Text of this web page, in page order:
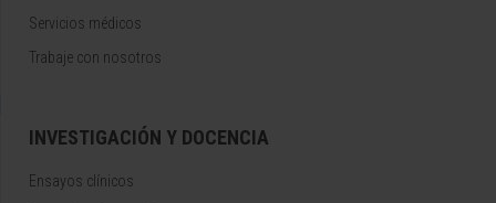
Servicios médicos
Trabaje con nosotros
INVESTIGACIÓN Y DOCENCIA
Ensayos clínicos